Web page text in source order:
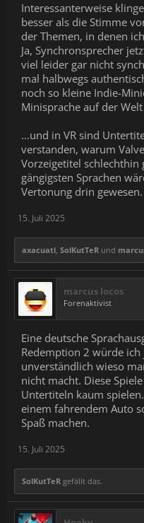
Interessanterweise
besser als die Stimme
der Themen, in denen
Ja, Synchronsprecher
viel leider gar nicht
mal halbwegs
noch so kleine Indie-
Minisprache auf der
...und in VR sind
verstanden, warum
Vorzeigetitel
gängigsten Sprachen
Vertonung drin
15. Juli 2025
axacuatl, SolKutTeR und
marcus locos
Forenaktivist
Eine deutsche
Redemption 2 würde
unverständlich wieso
nicht macht. Diese
Untertiteln kaum
einem fahrendem Auto
Spaß machen.
15. Juli 2025
SolKutTeR gefällt das.